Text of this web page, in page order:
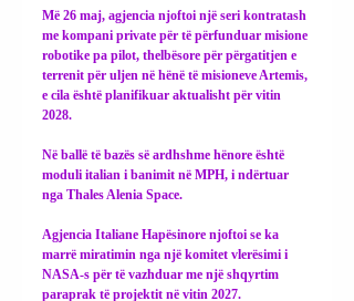
Më 26 maj, agjencia njoftoi një seri kontratash
me kompani private për të përfunduar misione
robotike pa pilot, thelbësore për përgatitjen e
terrenit për uljen në hënë të misioneve Artemis,
e cila është planifikuar aktualisht për vitin
2028.
Në ballë të bazës së ardhshme hënore është
moduli italian i banimit në MPH, i ndërtuar
nga Thales Alenia Space.
Agjencia Italiane Hapësinore njoftoi se ka
marrë miratimin nga një komitet vlerësimi i
NASA-s për të vazhduar me një shqyrtim
paraprak të projektit në vitin 2027.